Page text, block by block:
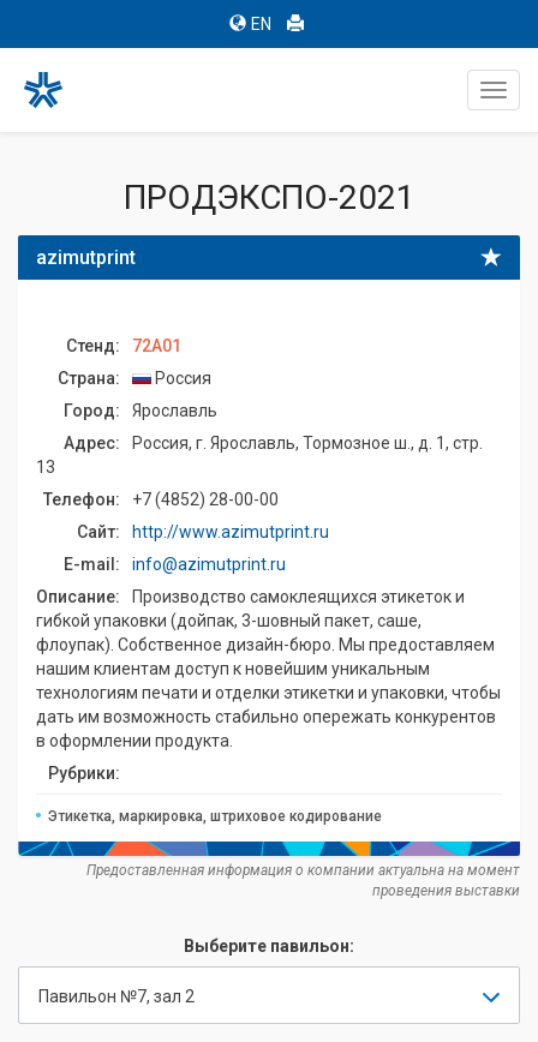
EN
ПРОДЭКСПО-2021
azimutprint
Стенд:
72A01
Страна:
Россия
Город:
Ярославль
Адрес:
Россия, г. Ярославль, Тормозное ш., д. 1, стр.
13
Телефон:
+7 (4852) 28-00-00
Сайт:
http://www.azimutprint.ru
E-mail:
info@azimutprint.ru
Описание:
Производство самоклеящихся этикеток и
гибкой упаковки (дойпак, 3-шовный пакет, саше,
флоупак). Собственное дизайн-бюро. Мы предоставляем
нашим клиентам доступ к новейшим уникальным
технологиям печати и отделки этикетки и упаковки, чтобы
дать им возможность стабильно опережать конкурентов
в оформлении продукта.
Рубрики:
Этикетка, маркировка, штриховое кодирование
Предоставленная информация о компании актуальна на момент
проведения выставки
Выберите павильон:
Павильон №7, зал 2